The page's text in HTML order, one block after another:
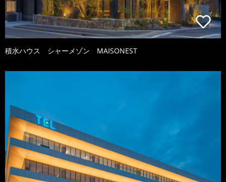
積水ハウス シャーメゾン MAISONEST